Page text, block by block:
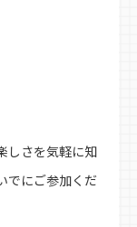
しさを気軽に知
でにご参加くだ